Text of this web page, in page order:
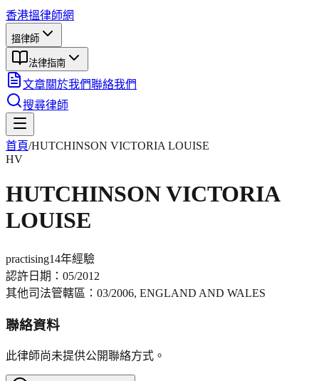
香港搵律師網
搵律師
法律指南
文章關於我們聯絡我們
搜尋律師
首頁/HUTCHINSON VICTORIA LOUISE
HV
HUTCHINSON VICTORIA
LOUISE
practising14年經驗
認許日期： 05/2012
其他司法管轄區： 03/2006, ENGLAND AND WALES
聯絡資料
此律師尚未提供公開聯絡方式。